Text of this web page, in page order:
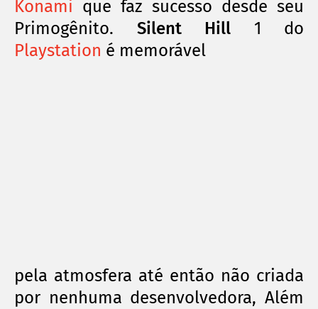
Konami que faz sucesso desde seu
Primogênito. Silent Hill 1 do
Playstation é memorável
pela atmosfera até então não criada
por nenhuma desenvolvedora, Além